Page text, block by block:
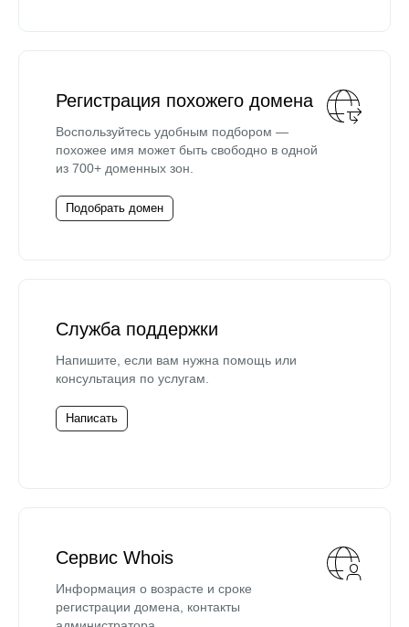
Регистрация похожего домена
Воспользуйтесь удобным подбором —
похожее имя может быть свободно в одной
из 700+ доменных зон.
Подобрать домен
Служба поддержки
Напишите, если вам нужна помощь или
консультация по услугам.
Написать
Сервис Whois
Информация о возрасте и сроке
регистрации домена, контакты